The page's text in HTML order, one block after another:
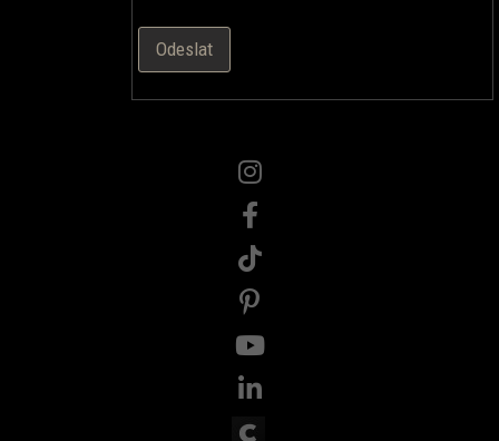
Odeslat